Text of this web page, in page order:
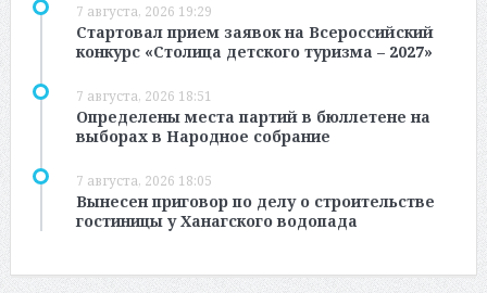
7 августа, 2026 19:29
Стартовал прием заявок на Всероссийский
конкурс «Столица детского туризма – 2027»
7 августа, 2026 18:51
Определены места партий в бюллетене на
выборах в Народное собрание
7 августа, 2026 18:05
Вынесен приговор по делу о строительстве
гостиницы у Ханагского водопада